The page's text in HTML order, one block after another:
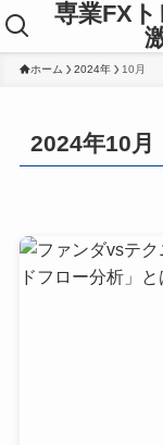
専業FX
ホーム 2024年 10月
2024年10月